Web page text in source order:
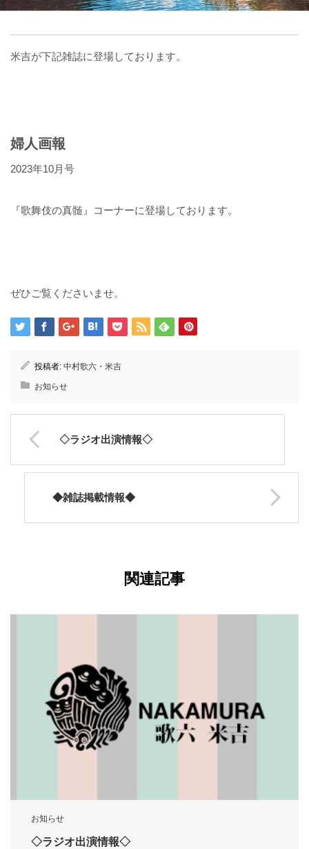
米吉が下記雑誌に登場しております。
婦人画報
2023年10月号
『歌舞伎の真髄』コーナーに登場しております。
ぜひご覧くださいませ。
投稿者: 中村歌六・米吉
お知らせ
◇ラジオ出演情報◇
◆雑誌掲載情報◆
関連記事
お知らせ
◇ラジオ出演情報◇